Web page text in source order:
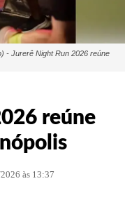
- Jurerê Night Run 2026 reúne
reúne
às 13:37